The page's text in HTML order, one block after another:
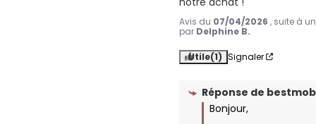
Avis du 07/04/2026 , suite à
par Delphine B.
Utile(1) Signaler
Réponse de
Bonjour,